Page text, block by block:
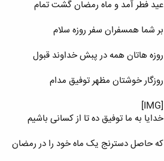
عید فطر آمد و ماه رمضان گشت تمام
بر شما همسفران سفر روزه سلام
روزه هاتان همه در پبش خداوند قبول
روزگار خوشتان مظهر توفیق مدام
[IMG]
خدایا به ما توفیق ده تا از کسانی باشیم
که حاصل دسترنج یک ماه خود را در رمضان